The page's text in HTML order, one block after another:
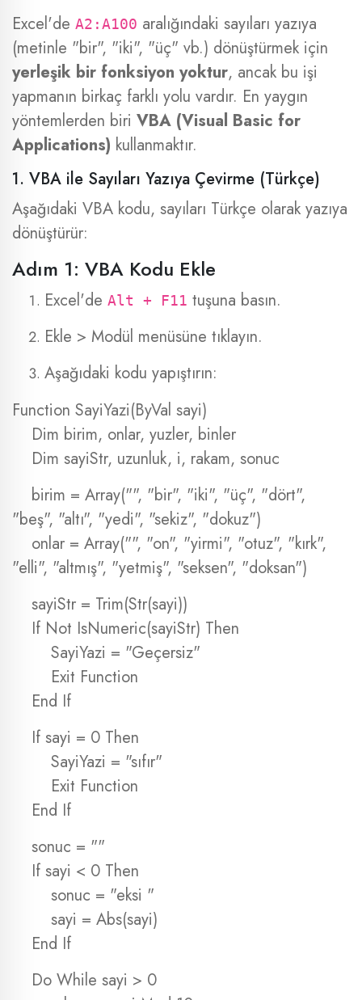
Excel'de A2:A100 aralığındaki sayıları yazıya
(metinle "bir", "iki", "üç" vb.) dönüştürmek için
yerleşik bir fonksiyon yoktur, ancak bu işi
yapmanın birkaç farklı yolu vardır. En yaygın
yöntemlerden biri VBA (Visual Basic for
Applications) kullanmaktır.
1. VBA ile Sayıları Yazıya Çevirme (Türkçe)
Aşağıdaki VBA kodu, sayıları Türkçe olarak yazıya
dönüştürür:
Adım 1: VBA Kodu Ekle
Excel'de Alt + F11 tuşuna basın.
Ekle > Modül menüsüne tıklayın.
Aşağıdaki kodu yapıştırın:
Function SayiYazi(ByVal sayi)
Dim birim, onlar, yuzler, binler
Dim sayiStr, uzunluk, i, rakam, sonuc
birim = Array("", "bir", "iki", "üç", "dört",
"beş", "altı", "yedi", "sekiz", "dokuz")
onlar = Array("", "on", "yirmi", "otuz", "kırk",
"elli", "altmış", "yetmiş", "seksen", "doksan")
sayiStr = Trim(Str(sayi))
If Not IsNumeric(sayiStr) Then
SayiYazi = "Geçersiz"
Exit Function
End If
If sayi = 0 Then
SayiYazi = "sıfır"
Exit Function
End If
sonuc = ""
If sayi < 0 Then
sonuc = "eksi "
sayi = Abs(sayi)
End If
Do While sayi > 0